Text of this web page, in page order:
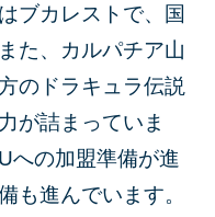
ブカレストで、国
た、カルパチア山
のドラキュラ伝説
が詰まっていま
への加盟準備が進
も進んでいます。